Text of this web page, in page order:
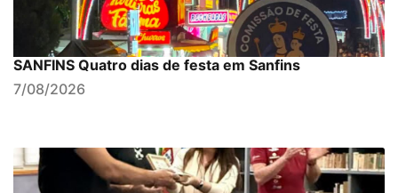
SANFINS Quatro dias de festa em Sanfins
7/08/2026